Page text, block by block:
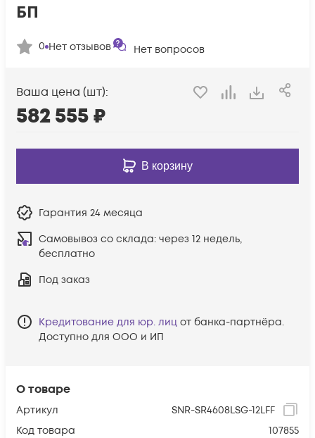
О товаре
Артикул
SNR-SR4608LSG-12LFF
Код товара
107855
БП
0 Нет отзывов Нет вопросов
Ваша цена (шт):
582 555₽
В корзину
Гарантия 24 месяца
Самовывоз со склада: через 12 недель,
бесплатно
Под заказ
Кредитование для юр. лиц от банка-партнёра.
Доступно для ООО и ИП